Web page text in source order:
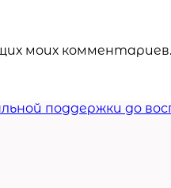
моих комментариев.
поддержки до